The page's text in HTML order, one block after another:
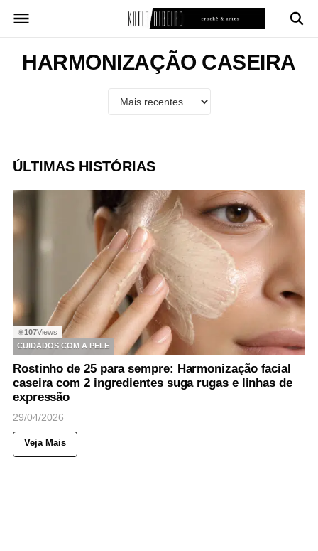
para
conteúdoHARMONIZAÇÃO CASEIRA
ÚLTIMAS HISTÓRIAS
◉107Views
CUIDADOS COM A PELE
Rostinho de 25 para sempre: Harmonização facial
caseira com 2 ingredientes suga rugas e linhas de
expressão
29/04/2026
Veja Mais